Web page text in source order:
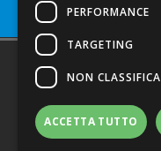
Sede legale,
Modena S.r.l. via Emilia
Direttore Resp. Giovanni
www.vivomodena.it |
commerciali, edicole di
PERFORMANCE
TARGETING
NON
ACCETTA TUTTO